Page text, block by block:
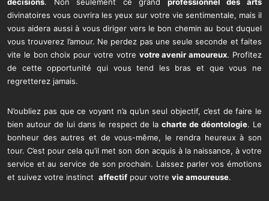
divinatoires vous ouvrira les yeux sur votre vie sentimentale, mais il
vous aidera aussi à vous diriger vers le bon chemin au bout duquel
vous trouverez l’amour. Ne perdez pas une seule seconde et faites
vite le bon choix pour votre votre votre avenir amoureux. Profitez
de cette opportunité qui vous tend les bras et que vous ne
regretterez jamais.
N’oubliez pas que ce voyant n’a qu’un seul objectif, c’est de faire le
bien autour de lui dans le respect de lacharte de déontologie. Le
bonheur des autres et de vous-même, le rendra heureux à son
tour. C’est pour cela qu’il met son don acquis à la naissance, à votre
service et au service de son prochain. Laissez parler vos émotions
et suivez votre instinct affectif pour votre vie amoureuse.